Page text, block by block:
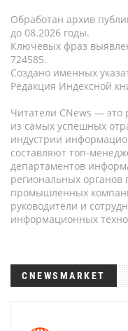
Обработан архив
до 08.2026 годы.
Ключевых фраз
724585.
Создано именных
Редакция Индексной
Читатели CNews — это
из самых успешных
индустрии
составляют топ-
департаментов
региональных органов
промышленных
руководители и
информационных
CNEWSMARKET